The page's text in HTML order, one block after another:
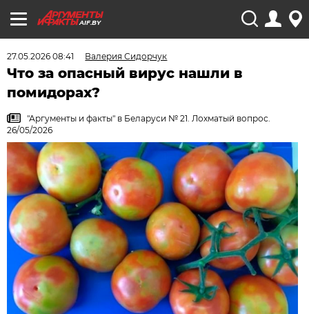
AIF.BY
27.05.2026 08:41 Валерия Сидорчук
Что за опасный вирус нашли в
помидорах?
"Аргументы и факты" в Беларуси № 21. Лохматый вопрос.
26/05/2026